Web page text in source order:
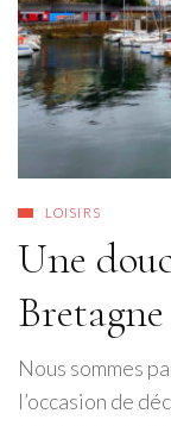
LOISIRS
Une
Bretagne
Nous sommes
l’occasion de